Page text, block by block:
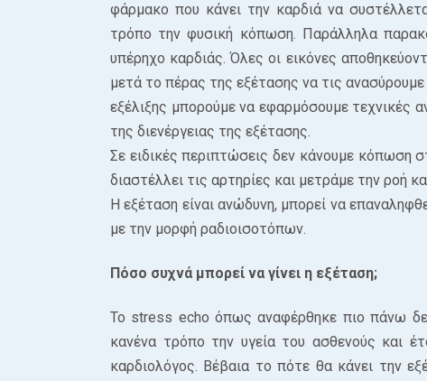
φάρμακο που κάνει την καρδιά να
τρόπο την φυσική κόπωση. Παράλληλα
υπέρηχο καρδιάς. Όλες οι εικόνες
μετά το πέρας της εξέτασης να τις
εξέλιξης μπορούμε να εφαρμόσουμε τεχνικές
της διενέργειας της εξέτασης.
Σε ειδικές περιπτώσεις δεν κάνουμε κόπωση
διαστέλλει τις αρτηρίες και μετράμε την ροή
Η εξέταση είναι ανώδυνη, μπορεί να
με την μορφή ραδιοισοτόπων.
Πόσο συχνά μπορεί να γίνει η εξέταση;
Το stress echo όπως αναφέρθηκε πιο πάνω
κανένα τρόπο την υγεία του ασθενούς και
καρδιολόγος. Βέβαια το πότε θα κάνει την